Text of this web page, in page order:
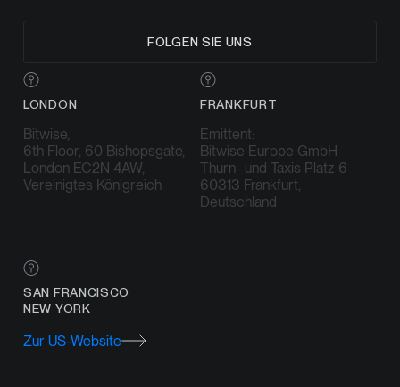
FOLGEN SIE UNS
LONDON
Bitwise,
6th Floor, 60 Bishopsgate,
London EC2N 4AW,
Vereinigtes Königreich
FRANKFURT
Emittent:
Bitwise Europe GmbH
Thurn- und Taxis Platz 6
60313 Frankfurt,
Deutschland
SAN FRANCISCO
NEW YORK
Zur US-Website